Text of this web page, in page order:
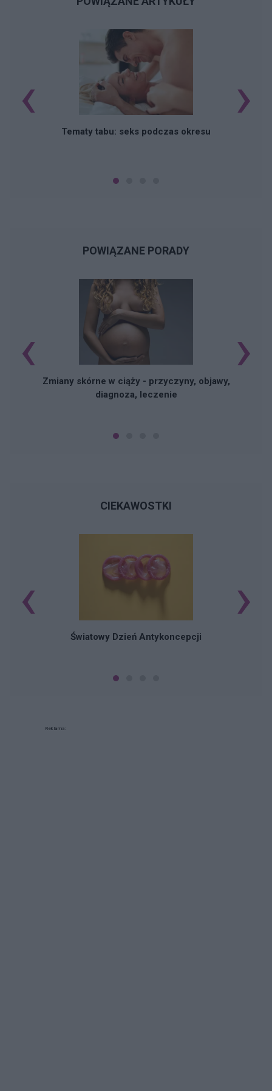
Tematy tabu: seks podczas okresu
‹ ›
POWIĄZANE PORADY
Zmiany skórne w ciąży - przyczyny, objawy,
diagnoza, leczenie
‹ ›
CIEKAWOSTKI
Światowy Dzień Antykoncepcji
‹ ›
Reklama: